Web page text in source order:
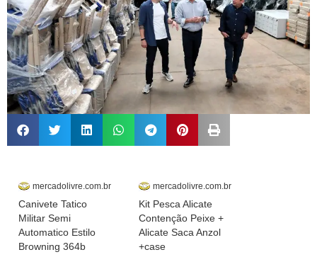
mercadolivre.com.br
Canivete Tatico
Militar Semi
Automatico Estilo
Browning 364b
mercadolivre.com.br
Kit Pesca Alicate
Contenção Peixe +
Alicate Saca Anzol
+case